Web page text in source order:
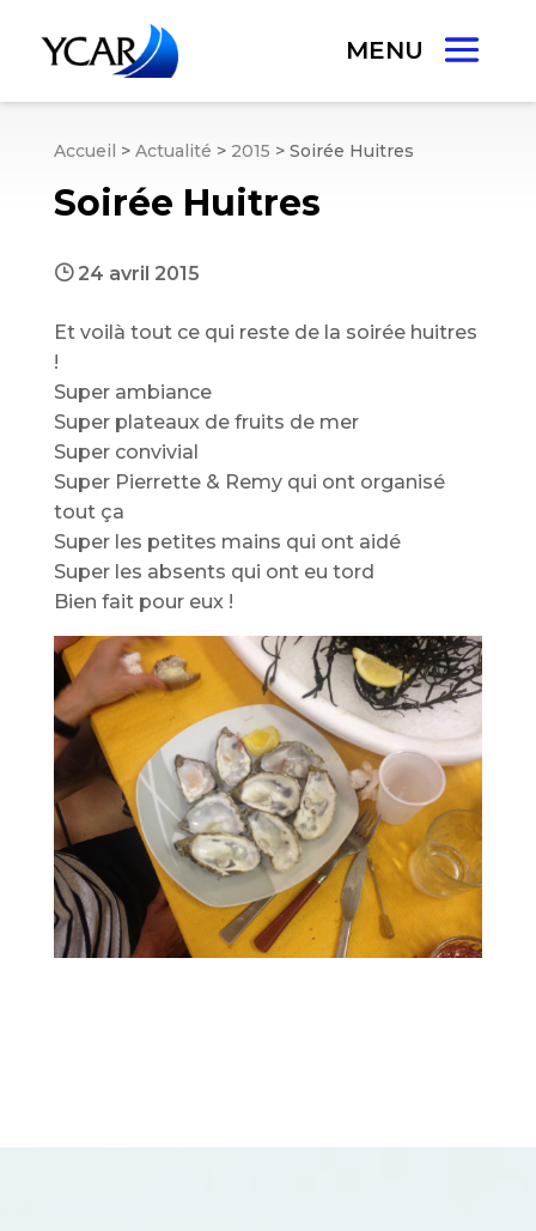
Accueil > Actualité > 2015 > Soirée Huitres
Soirée Huitres
}24 avril 2015
Et voilà tout ce qui reste de la soirée huitres
!
Super ambiance
Super plateaux de fruits de mer
Super convivial
Super Pierrette & Remy qui ont organisé
tout ça
Super les petites mains qui ont aidé
Super les absents qui ont eu tord
Bien fait pour eux !